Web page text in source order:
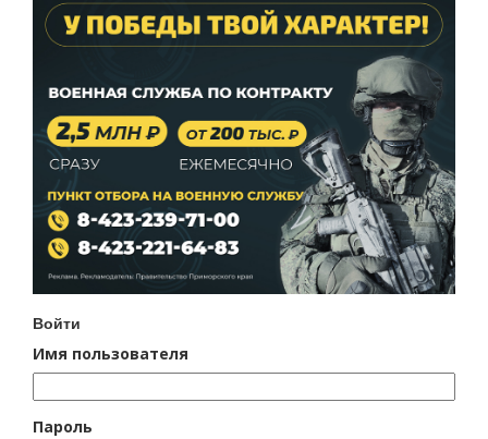
Войти
Имя пользователя
Пароль